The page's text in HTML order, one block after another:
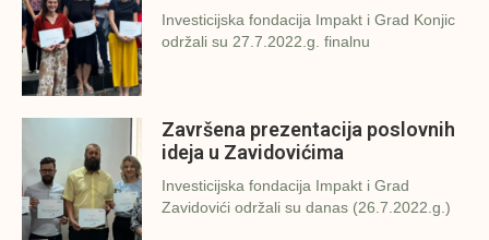
Investicijska fondacija Impakt i Grad Konjic
održali su 27.7.2022.g. finalnu
Završena prezentacija poslovnih
ideja u Zavidovićima
Investicijska fondacija Impakt i Grad
Zavidovići održali su danas (26.7.2022.g.)